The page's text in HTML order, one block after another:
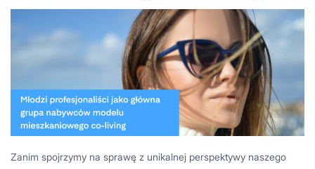
Zanim spojrzymy na sprawę z unikalnej perspektywy naszego